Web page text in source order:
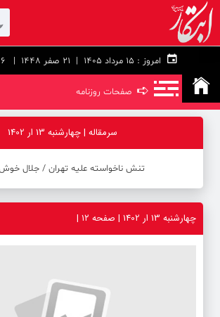
امروز : 21 صفر 1448 | 6 August 2026
➪ صفحات روزنامه
سرمقاله | چهارشنبه 13 ار 1402
تنش ناخواسته علیه تهران ‪/‬ جلال خوش‌چهره
چهارشنبه 13 ار 1402 | صفحه ۱۲ |